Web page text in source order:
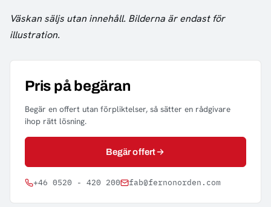
Väskan säljs utan innehåll. Bilderna är endast för
illustration.
Pris på begäran
Begär en offert utan förpliktelser, så sätter en rådgivare
ihop rätt lösning.
Begär offert
+46 0520 - 420 200 fab@fernonorden.com